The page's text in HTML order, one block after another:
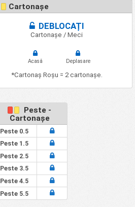
Cartonașe
DEBLOCAȚI
Cartonașe / Meci
Acasă Deplasare
*Cartonaș Roșu = 2 cartonașe.
Peste -
Cartonașe
Peste 0.5
Peste 1.5
Peste 2.5
Peste 3.5
Peste 4.5
Peste 5.5